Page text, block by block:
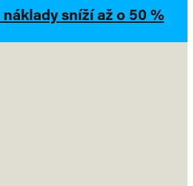
sníží až o 50 %